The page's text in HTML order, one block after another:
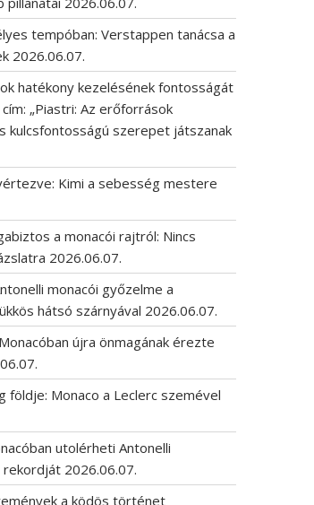
tempóban: Verstappen tanácsa a
2026.06.07.
hatékony kezelésének fontosságát
„Piastri: Az erőforrások
kulcsfontosságú szerepet játszanak
Kimi a sebesség mestere
a monacói rajtról: Nincs
2026.06.07.
monacói győzelme a
hátsó szárnyával 2026.06.07.
újra önmagának érezte
földje: Monaco a Leclerc szemével
utolérheti Antonelli
rekordját 2026.06.07.
a ködös történet